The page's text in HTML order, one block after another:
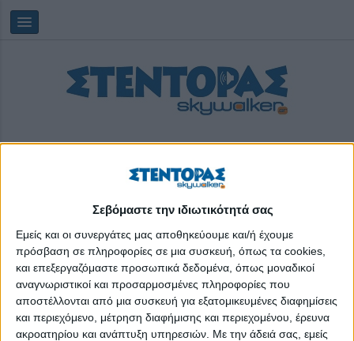
Σεβόμαστε την ιδιωτικότητά σας
Εμείς και οι συνεργάτες μας αποθηκεύουμε και/ή έχουμε
πρόσβαση σε πληροφορίες σε μια συσκευή, όπως τα cookies,
και επεξεργαζόμαστε προσωπικά δεδομένα, όπως μοναδικοί
αναγνωριστικοί και προσαρμοσμένες πληροφορίες που
αποστέλλονται από μια συσκευή για εξατομικευμένες διαφημίσεις
και περιεχόμενο, μέτρηση διαφήμισης και περιεχομένου, έρευνα
ακροατηρίου και ανάπτυξη υπηρεσιών. Με την άδειά σας, εμείς
Πέμπτη, 06/08/2026 09:22:16
KSM Human Resources